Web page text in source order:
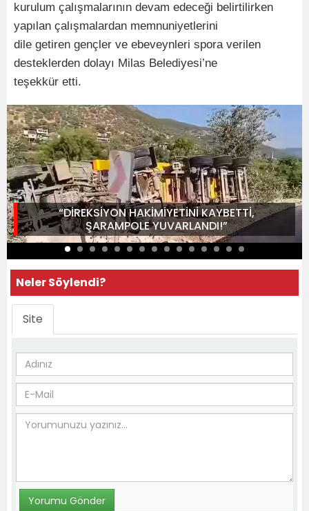
kurulum çalışmalarının devam edeceği belirtilirken
yapılan çalışmalardan memnuniyetlerini
dile getiren gençler ve ebeveynleri spora verilen
desteklerden dolayı Milas Belediyesi’ne
teşekkür etti.
“DİREKSİYON HAKİMİYETİNİ KAYBETTİ,
ŞARAMPOLE YUVARLANDI!”
Neler Söylendi?
Site